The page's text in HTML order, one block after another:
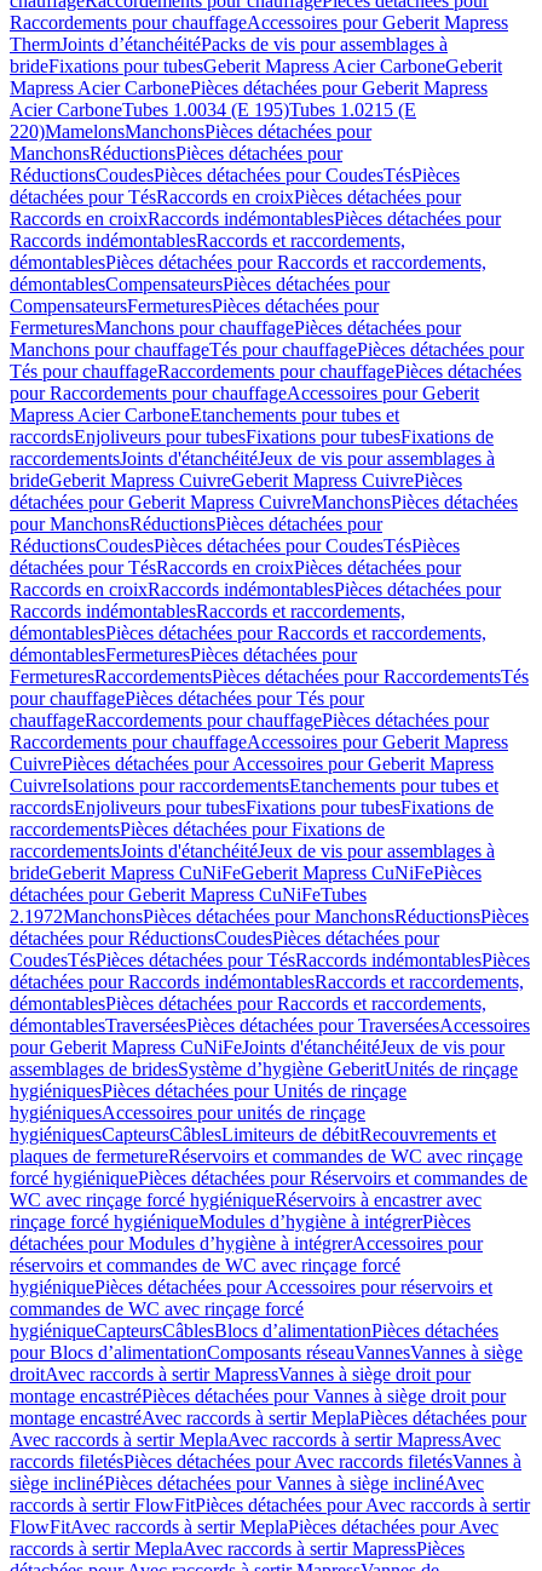
Raccordements pour chauffageAccessoires pour Geberit Mapress
ThermJoints d’étanchéitéPacks de vis pour assemblages à
brideFixations pour tubesGeberit Mapress Acier CarboneGeberit
Mapress Acier CarbonePièces détachées pour Geberit Mapress
Acier CarboneTubes 1.0034 (E 195)Tubes 1.0215 (E
220)MamelonsManchonsPièces détachées pour
ManchonsRéductionsPièces détachées pour
RéductionsCoudesPièces détachées pour CoudesTésPièces
détachées pour TésRaccords en croixPièces détachées pour
Raccords en croixRaccords indémontablesPièces détachées pour
Raccords indémontablesRaccords et raccordements,
démontablesPièces détachées pour Raccords et raccordements,
démontablesCompensateursPièces détachées pour
CompensateursFermeturesPièces détachées pour
FermeturesManchons pour chauffagePièces détachées pour
Manchons pour chauffageTés pour chauffagePièces détachées pour
Tés pour chauffageRaccordements pour chauffagePièces détachées
pour Raccordements pour chauffageAccessoires pour Geberit
Mapress Acier CarboneEtanchements pour tubes et
raccordsEnjoliveurs pour tubesFixations pour tubesFixations de
raccordementsJoints d'étanchéitéJeux de vis pour assemblages à
brideGeberit Mapress CuivreGeberit Mapress CuivrePièces
détachées pour Geberit Mapress CuivreManchonsPièces détachées
pour ManchonsRéductionsPièces détachées pour
RéductionsCoudesPièces détachées pour CoudesTésPièces
détachées pour TésRaccords en croixPièces détachées pour
Raccords en croixRaccords indémontablesPièces détachées pour
Raccords indémontablesRaccords et raccordements,
démontablesPièces détachées pour Raccords et raccordements,
démontablesFermeturesPièces détachées pour
FermeturesRaccordementsPièces détachées pour RaccordementsTés
pour chauffagePièces détachées pour Tés pour
chauffageRaccordements pour chauffagePièces détachées pour
Raccordements pour chauffageAccessoires pour Geberit Mapress
CuivrePièces détachées pour Accessoires pour Geberit Mapress
CuivreIsolations pour raccordementsEtanchements pour tubes et
raccordsEnjoliveurs pour tubesFixations pour tubesFixations de
raccordementsPièces détachées pour Fixations de
raccordementsJoints d'étanchéitéJeux de vis pour assemblages à
brideGeberit Mapress CuNiFeGeberit Mapress CuNiFePièces
détachées pour Geberit Mapress CuNiFeTubes
2.1972ManchonsPièces détachées pour ManchonsRéductionsPièces
détachées pour RéductionsCoudesPièces détachées pour
CoudesTésPièces détachées pour TésRaccords indémontablesPièces
détachées pour Raccords indémontablesRaccords et raccordements,
démontablesPièces détachées pour Raccords et raccordements,
démontablesTraverséesPièces détachées pour TraverséesAccessoires
pour Geberit Mapress CuNiFeJoints d'étanchéitéJeux de vis pour
assemblages de bridesSystème d’hygiène GeberitUnités de rinçage
hygiéniquesPièces détachées pour Unités de rinçage
hygiéniquesAccessoires pour unités de rinçage
hygiéniquesCapteursCâblesLimiteurs de débitRecouvrements et
plaques de fermetureRéservoirs et commandes de WC avec rinçage
forcé hygiéniquePièces détachées pour Réservoirs et commandes de
WC avec rinçage forcé hygiéniqueRéservoirs à encastrer avec
rinçage forcé hygiéniqueModules d’hygiène à intégrerPièces
détachées pour Modules d’hygiène à intégrerAccessoires pour
réservoirs et commandes de WC avec rinçage forcé
hygiéniquePièces détachées pour Accessoires pour réservoirs et
commandes de WC avec rinçage forcé
hygiéniqueCapteursCâblesBlocs d’alimentationPièces détachées
pour Blocs d’alimentationComposants réseauVannesVannes à siège
droitAvec raccords à sertir MapressVannes à siège droit pour
montage encastréPièces détachées pour Vannes à siège droit pour
montage encastréAvec raccords à sertir MeplaPièces détachées pour
Avec raccords à sertir MeplaAvec raccords à sertir MapressAvec
raccords filetésPièces détachées pour Avec raccords filetésVannes à
siège inclinéPièces détachées pour Vannes à siège inclinéAvec
raccords à sertir FlowFitPièces détachées pour Avec raccords à sertir
FlowFitAvec raccords à sertir MeplaPièces détachées pour Avec
raccords à sertir MeplaAvec raccords à sertir MapressPièces